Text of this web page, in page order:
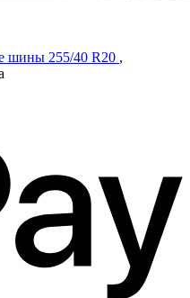
шины 255/40 R20 ,